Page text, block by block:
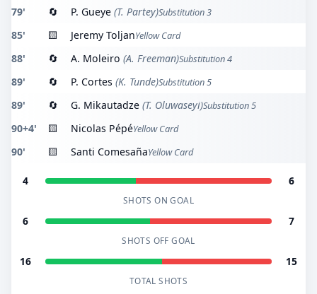
79' 🔄 P. Gueye (T. Partey)Substitution 3
85' 🟨 Jeremy ToljanYellow Card
88' 🔄 A. Moleiro (A. Freeman)Substitution 4
89' 🔄 P. Cortes (K. Tunde)Substitution 5
89' 🔄 G. Mikautadze (T. Oluwaseyi)Substitution 5
90+4' 🟨 Nicolas PépéYellow Card
90' 🟨 Santi ComesañaYellow Card
4 6
SHOTS ON GOAL
6 7
SHOTS OFF GOAL
16 15
TOTAL SHOTS